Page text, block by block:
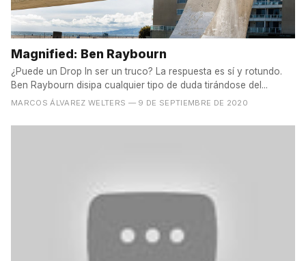
Magnified: Ben Raybourn
¿Puede un Drop In ser un truco? La respuesta es sí y rotundo.
Ben Raybourn disipa cualquier tipo de duda tirándose del...
MARCOS ÁLVAREZ WELTERS — 9 DE SEPTIEMBRE DE 2020